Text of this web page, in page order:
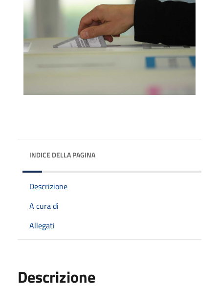
INDICE DELLA PAGINA
Descrizione
A cura di
Allegati
Descrizione